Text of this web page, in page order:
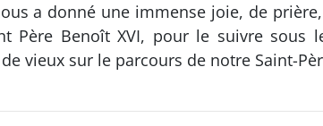
a donné une immense joie, de
Benoît XVI, pour le suivre sous
vieux sur le parcours de notre Saint-